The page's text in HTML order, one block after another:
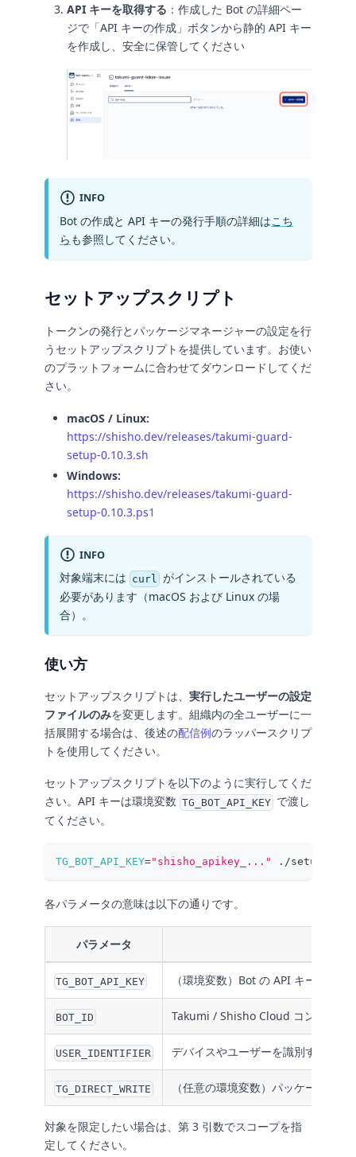
API キーを取得する ：作成した Bot の詳細ペー
ジで「API キーの作成」ボタンから静的 API キー
を作成し、安全に保管してください
INFO
Bot の作成と API キーの発行手順の詳細はこち
ら も参照してください。
セットアップスクリプト
トークンの発行とパッケージマネージャーの設定を行
うセットアップスクリプトを提供しています。お使い
のプラットフォームに合わせてダウンロードしてくだ
さい。
macOS / Linux:
https://shisho.dev/releases/takumi-guard-
setup-0.10.3.sh
Windows:
https://shisho.dev/releases/takumi-guard-
setup-0.10.3.ps1
INFO
対象端末には curl がインストールされている
必要があります（macOS および Linux の場
合）。
使い方
セットアップスクリプトは、 実行したユーザーの設定
ファイルのみを変更します。組織内の全ユーザーに一
括展開する場合は、後述の配信例のラッパースクリプ
トを使用してください。
セットアップスクリプトを以下のように実行してくだ
さい。API キーは環境変数 TG_BOT_API_KEYで渡し
てください。
TG_BOT_API_KEY="shisho_apikey_..." ./setup.sh
各パラメータの意味は以下の通りです。
パラメータ
TG_BOT_API_KEY （環境変数）Bot の API キー
BOT_ID Takumi / Shisho Cloud コンソール
USER_IDENTIFIER デバイスやユーザーを識別するユニ
TG_DIRECT_WRITE （任意の環境変数）パッケージマ
対象を限定したい場合は、第 3 引数でスコープを指
定してください。